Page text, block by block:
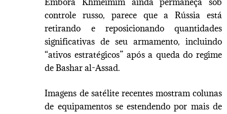
controle russo, parece que a Rússia está
retirando e reposicionando quantidades
significativas de seu armamento, incluindo
“ativos estratégicos” após a queda do regime
de Bashar al-Assad.
Imagens de satélite recentes mostram colunas
de equipamentos se estendendo por mais de